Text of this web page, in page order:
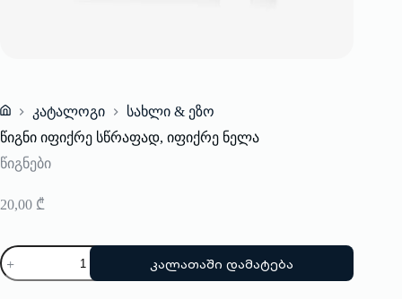
Home
კატალოგი
სახლი & ეზო
წიგნი იფიქრე სწრაფად, იფიქრე ნელა
წიგნები
20,00 ₾
რაოდენობა:
წიგნი
იფიქრე
კალათაში დამატება